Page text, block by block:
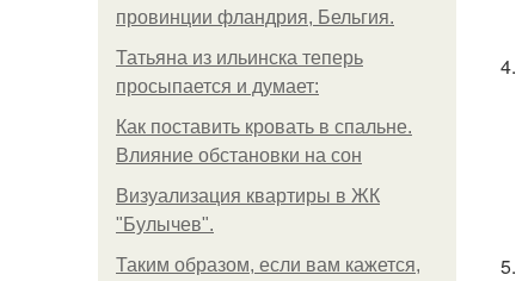
провинции фландрия, Бельгия.
Татьяна из ильинска теперь
просыпается и думает:
Как поставить кровать в спальне.
Влияние обстановки на сон
Визуализация квартиры в ЖК
"Булычев".
Таким образом, если вам кажется,